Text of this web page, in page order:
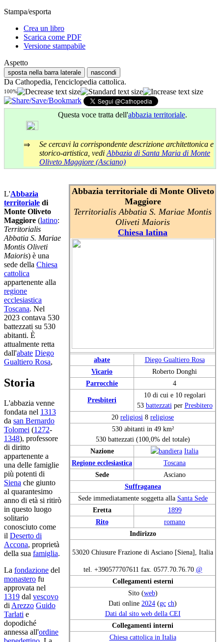
Stampa/esporta
Crea un libro
Scarica come PDF
Versione stampabile
Aspetto
sposta nella barra laterale nascondi
Da Cathopedia, l'enciclopedia cattolica.
100%
Questa voce tratta dell'abbazia territoriale.
⇒
Se cercavi la corrispondente descrizione architettonica e
storico-artistica, vedi Abbazia di Santa Maria di Monte
Oliveto Maggiore (Asciano)
Abbazia territoriale di Monte Oliveto
Maggiore
Territorialis Abbatia S. Mariae Montis
Oliveti Maioris
Chiesa latina
abate
Diego Gualtiero Rosa
Vicario
Roberto Donghi
Parrocchie
4
Presbiteri
10 di cui e 10 regolari
53 battezzati per Presbitero
20 religiosi 8 religiose
530 abitanti in 49 km²
530 battezzati (100,0% del totale)
Nazione
Italia
Regione ecclesiastica
Toscana
Sede
Asciano
Suffraganea
Sede immediatamente soggetta alla Santa Sede
Eretta
1899
Rito
romano
Indirizzo
53020 Chiusure Frazione di Asciano [Siena], Italia
tel. +390577707611 fax. 0577.70.76.70 @
Collegamenti esterni
Sito (web)
Dati online 2024 (gc ch)
Dati dal sito web della CEI
Collegamenti interni
Chiesa cattolica in Italia
L'Abbazia
territoriale di
Monte Oliveto
Maggiore (latino:
Territorialis
Abbatia S. Mariae
Montis Oliveti
Maioris) è una
sede della Chiesa
cattolica
appartenente alla
regione
ecclesiastica
Toscana. Nel
2023 contava 530
battezzati su 530
abitanti. È
attualmente retta
dall'abate Diego
Gualtiero Rosa,
Storia
L'abbazia venne
fondata nel 1313
da san Bernardo
Tolomei (1272-
1348), professore
di diritto
appartenente a
una delle famiglie
più potenti di
Siena che giunto
al quarantesimo
anno di età si ritirò
in questo luogo
solitario
conosciuto come
il Deserto di
Accona, proprietà
della sua famiglia.
La fondazione del
monastero fu
approvata nel
1319 dal vescovo
diArezzo Guido
Tarlati e
dopodiché
annessa all'ordine